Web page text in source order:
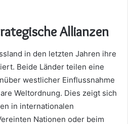
Allianzen
in den letzten Jahren ihre
Beide Länder teilen eine
westlicher Einflussnahme
Weltordnung. Dies zeigt sich
in internationalen
Nationen oder beim